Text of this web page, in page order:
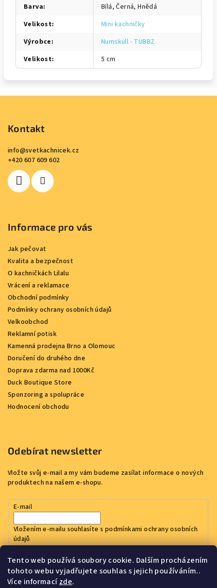
Tento web používá soubory cookie. Dalším procházením
tohoto webu vyjadřujete souhlas s jejich používáním..
Více informacízde.
Barva:
Bílá, Černá, Hnědá
Velikost:
Mini kachničky
Výrobce:
Numskull - TUBBZ
Velikost: 5 cm
Kontakt
info@svetkachnicek.cz
+420 607 609 602
Informace pro vás
Jak pečovat
Kvalita a bezpečnost
O kachničkách Lilalu
Vrácení a reklamace
Obchodní podmínky
Podmínky ochrany osobních údajů
Velkoobchod
Reklamní potisk
Kamenná prodejna Brno a Olomouc
Doručení do druhého dne
Doprava zdarma nad 1000Kč
Duck Boutique Store
Sponzoring a spolupráce
Hodnocení obchodu
Odebírat newsletter
Vložte svůj e-mail a my vám budeme zasílat informace o nových
produktech na našem e-shopu.
E-mail
Vložením e-mailu souhlasíte s podmínkami ochrany osobních
údajů
Přihlásit se